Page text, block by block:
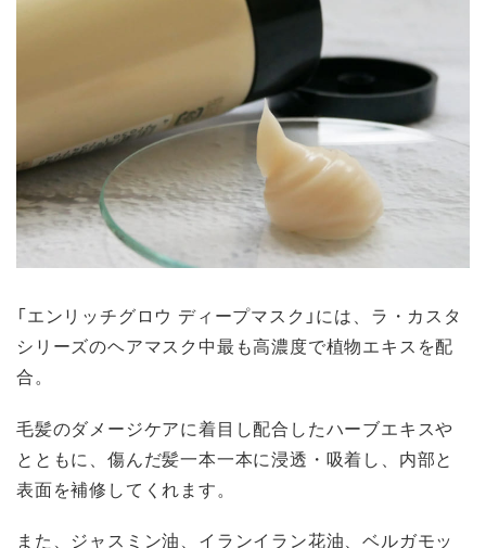
「エンリッチグロウ ディープマスク」には、ラ・カスタ
シリーズのヘアマスク中最も高濃度で植物エキスを配
合。
毛髪のダメージケアに着目し配合したハーブエキスや
とともに、傷んだ髪一本一本に浸透・吸着し、内部と
表面を補修してくれます。
また、ジャスミン油、イランイラン花油、ベルガモッ